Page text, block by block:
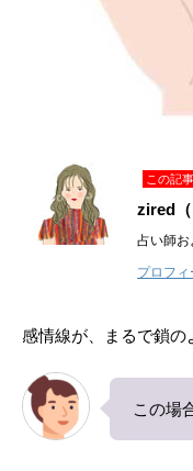
この記
zired（
占い師お
プロフィ
感情線が、まるで鎖の
この場